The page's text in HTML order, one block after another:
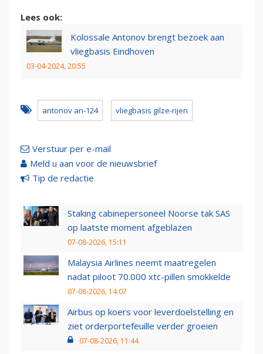
Lees ook:
Kolossale Antonov brengt bezoek aan
vliegbasis Eindhoven
03-04-2024, 20:55
antonov an-124 vliegbasis gilze-rijen
Verstuur per e-mail
Meld u aan voor de nieuwsbrief
Tip de redactie
Staking cabinepersoneel Noorse tak SAS
op laatste moment afgeblazen
07-08-2026, 15:11
Malaysia Airlines neemt maatregelen
nadat piloot 70.000 xtc-pillen smokkelde
07-08-2026, 14:07
Airbus op koers voor leverdoelstelling en
ziet orderportefeuille verder groeien
07-08-2026, 11:44